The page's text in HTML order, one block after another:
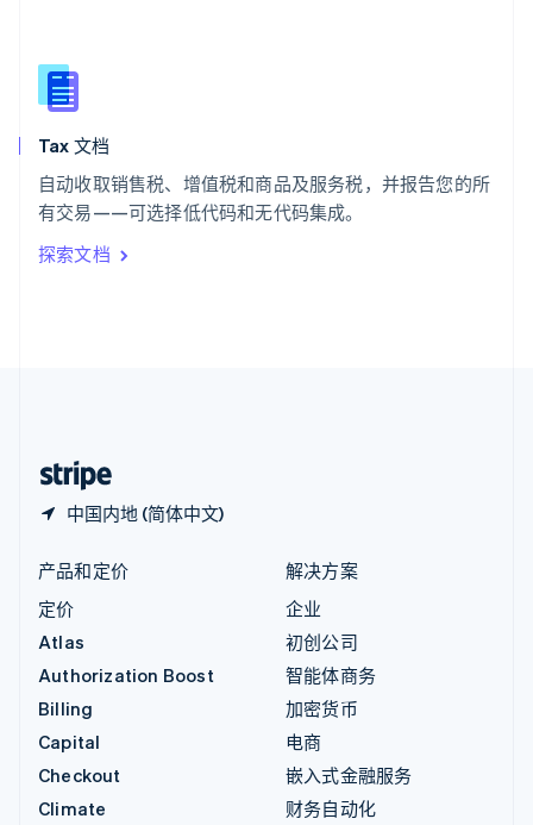
Tax 文档
自动收取销售税、增值税和商品及服务税，并报告您的所
有交易——可选择低代码和无代码集成。
探索文档
中国内地 (简体中文)
English
新西兰
匈牙利
意大利
ItalianoEnglish
印度
English
产品和定价
定价
Atlas
Authorization Boost
Billing
Capital
Checkout
Climate
解决方案
企业
初创公司
智能体商务
加密货币
电商
嵌入式金融服务
财务自动化